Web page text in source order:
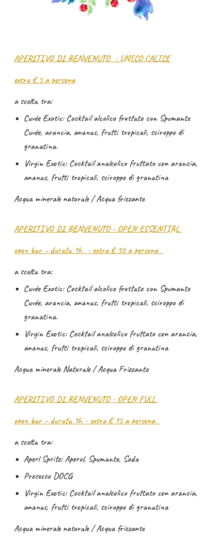
APERITIVO DI BENVENUTO - UNICO CALICE
extra € 5 a persona
a scelta tra:
Cuvée Exotic: Cocktail alcolico fruttato con Spumante
Cuvée, arancia, ananas, frutti tropicali, sciroppo di
granatina.
Virgin Exotic: Cocktail analcolico fruttato con arancia,
ananas, frutti tropicali, sciroppo di granatina
Acqua minerale naturale / Acqua frizzante
APERITIVO DI BENVENUTO - OPEN ESSENTIAL
open bar – durata 1h - extra € 10 a persona
ascelta tra:
Cuvée Exotic: Cocktail alcolico fruttato con Spumante
Cuvée, arancia, ananas, frutti tropicali, sciroppo di
granatina.
Virgin Exotic: Cocktail analcolico fruttato con arancia,
ananas, frutti tropicali, sciroppo di granatina
Acqua minerale Naturale / Acqua Frizzante
APERITIVO DI BENVENUTO - OPEN FULL
open bar – durata 1h - extra € 15 a persona
a scelta tra:
Aperl Spritz: Aperol, Spumante, Soda
Prosecco DOCG
Virgin Exotic: Cocktail analcolico fruttato con arancia,
ananas, frutti tropicali, sciroppo di granatina
Acqua minerale naturale / Acqua frizzante